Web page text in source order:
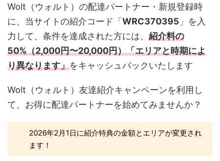
Wolt（ウォルト）の配達パートナー・新規登録時
に、当サイトの紹介コード「WRC370395 」を入
力して、条件を達成された方には、 紹介料の
50%（2,000円〜20,000円）「エリアと時期によ
り異なります」をキャッシュバックいたします
Wolt（ウォルト）友達紹介キャンペーンを利用し
て、お得に配達パートナーを始めてみませんか？
2026年2月1日に紹介特典の金額とエリアが変更され
ます！